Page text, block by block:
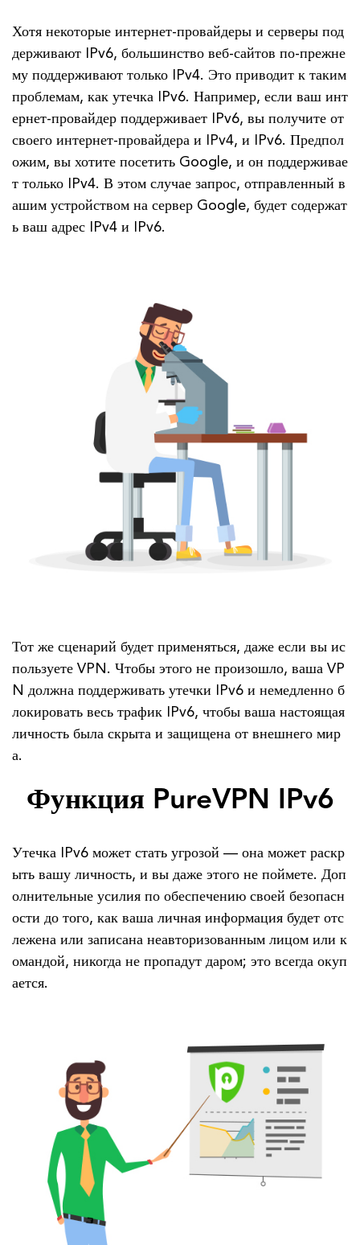
Хотя некоторые интернет-провайдеры и серверы под
держивают IPv6, большинство веб-сайтов по-прежне
му поддерживают только IPv4. Это приводит к таким
проблемам, как утечка IPv6. Например, если ваш инт
ернет-провайдер поддерживает IPv6, вы получите от
своего интернет-провайдера и IPv4, и IPv6. Предпол
ожим, вы хотите посетить Google, и он поддерживае
т только IPv4. В этом случае запрос, отправленный в
ашим устройством на сервер Google, будет содержат
ь ваш адрес IPv4 и IPv6.
Тот же сценарий будет применяться, даже если вы ис
пользуете VPN. Чтобы этого не произошло, ваша VP
N должна поддерживать утечки IPv6 и немедленно б
локировать весь трафик IPv6, чтобы ваша настоящая
личность была скрыта и защищена от внешнего мир
а.
Функция PureVPN IPv6
Утечка IPv6 может стать угрозой — она может раскр
ыть вашу личность, и вы даже этого не поймете. Доп
олнительные усилия по обеспечению своей безопасн
ости до того, как ваша личная информация будет отс
лежена или записана неавторизованным лицом или к
омандой, никогда не пропадут даром; это всегда окуп
ается.